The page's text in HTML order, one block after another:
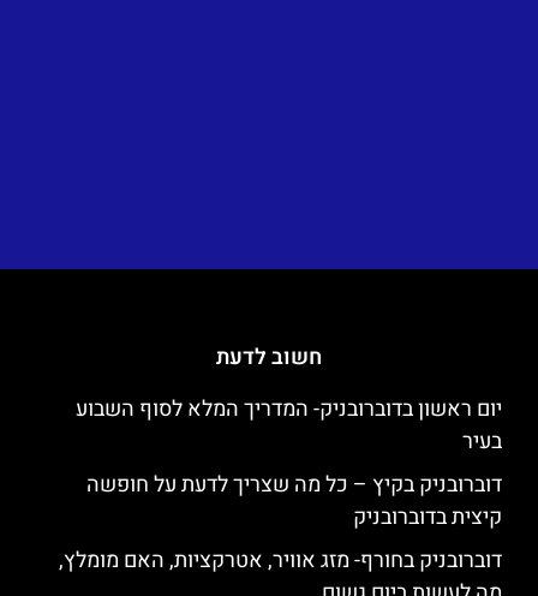
חשוב לדעת
יום ראשון בדוברובניק- המדריך המלא לסוף השבוע
בעיר
דוברובניק בקיץ – כל מה שצריך לדעת על חופשה
קיצית בדוברובניק
דוברובניק בחורף- מזג אוויר, אטרקציות, האם מומלץ,